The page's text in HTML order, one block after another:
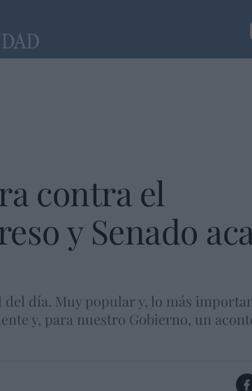
contra el
y Senado
día. Muy popular y, lo más
y, para nuestro Gobierno, un